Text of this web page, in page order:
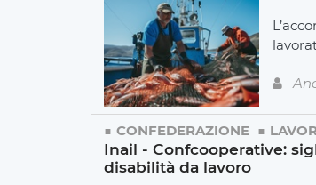
CONFEDERAZIONE
Inail - Confcooperative:
disabilità da lavoro